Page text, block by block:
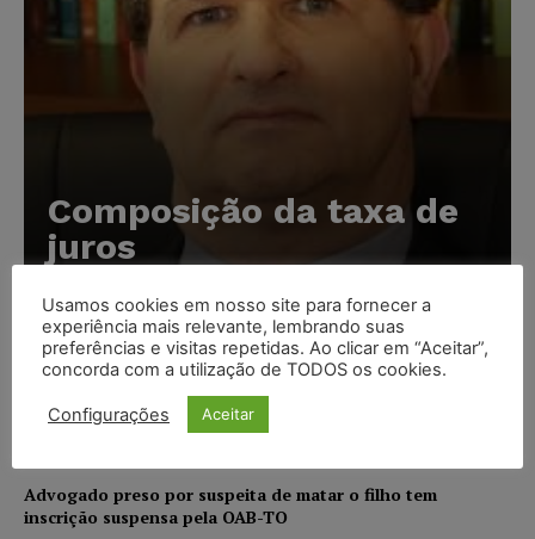
Composição da taxa de
juros
Meta é alvo de denúncia após anúncios com conteúdo
sexual infantil gerado por IA circularem em suas
plataformas
Advogado preso por suspeita de matar o filho tem
inscrição suspensa pela OAB-TO
Usamos cookies em nosso site para fornecer a
experiência mais relevante, lembrando suas
preferências e visitas repetidas. Ao clicar em “Aceitar”,
concorda com a utilização de TODOS os cookies.
Configurações Aceitar